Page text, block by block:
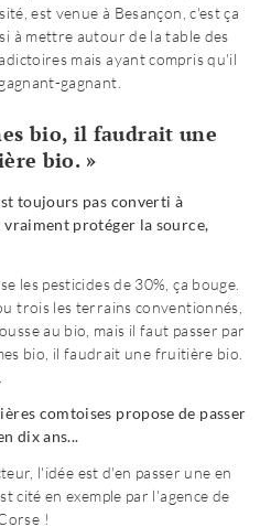
est venue à Besançon, c'est ça
à mettre autour de la table des
mais ayant compris qu'il
gagnant.
bio, il faudrait une
bio. »
toujours pas converti à
protéger la source,
les pesticides de 30%, ça bouge.
trois les terrains conventionnés,
au bio, mais il faut passer par
bio, il faudrait une fruitière bio.
comtoises propose de passer
dix ans...
l'idée est d'en passer une en
cité en exemple par l'agence de
!